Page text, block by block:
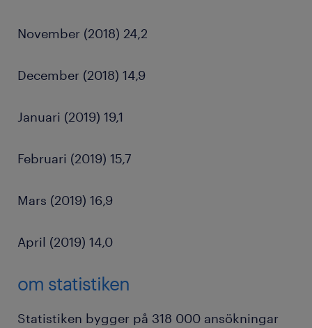
November (2018) 24,2
December (2018) 14,9
Januari (2019) 19,1
Februari (2019) 15,7
Mars (2019) 16,9
April (2019) 14,0
om statistiken
Statistiken bygger på 318 000 ansökningar